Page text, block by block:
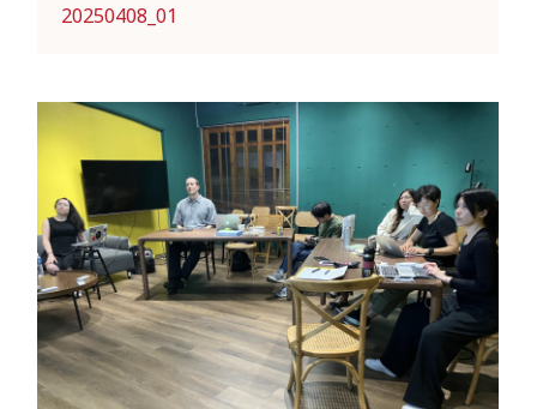
20250408_01